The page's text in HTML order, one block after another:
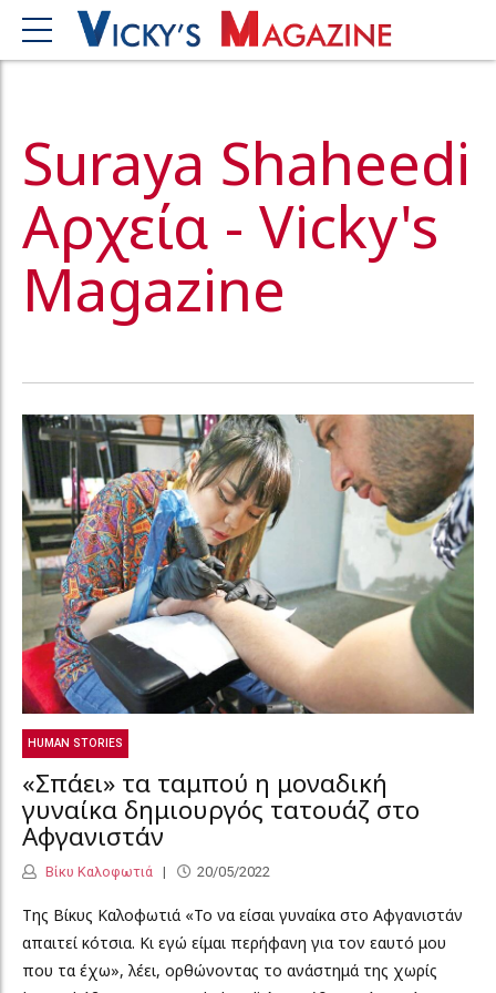
Suraya Shaheedi
Αρχεία - Vicky's
Magazine
HUMAN STORIES
«Σπάει» τα ταμπού η μοναδική
γυναίκα δημιουργός τατουάζ στο
Αφγανιστάν
Βίκυ Καλοφωτιά 20/05/2022
Της Βίκυς Καλοφωτιά «Το να είσαι γυναίκα στο Αφγανιστάν
απαιτεί κότσια. Κι εγώ είμαι περήφανη για τον εαυτό μου
που τα έχω», λέει, ορθώνοντας το ανάστημά της χωρίς